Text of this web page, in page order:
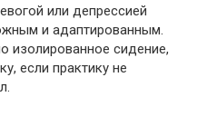
или депрессией
и адаптированным.
изолированное сидение,
если практику не